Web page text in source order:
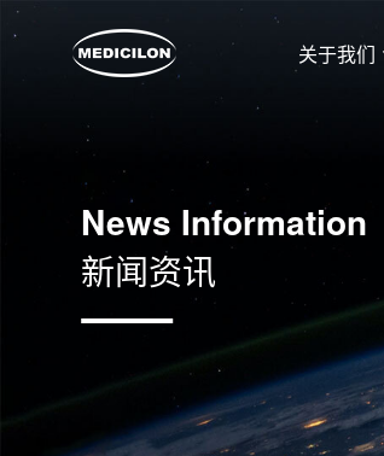
关于我们
News Information
新闻资讯